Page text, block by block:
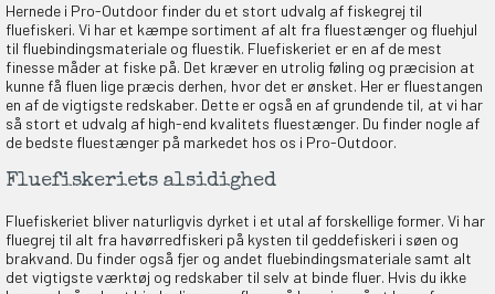
Hernede i Pro-Outdoor finder du et stort udvalg af fiskegrej til
fluefiskeri. Vi har et kæmpe sortiment af alt fra fluestænger og fluehjul
til fluebindingsmateriale og fluestik. Fluefiskeriet er en af de mest
finesse måder at fiske på. Det kræver en utrolig føling og præcision at
kunne få fluen lige præcis derhen, hvor det er ønsket. Her er fluestangen
en af de vigtigste redskaber. Dette er også en af grundende til, at vi har
så stort et udvalg af high-end kvalitets fluestænger. Du finder nogle af
de bedste fluestænger på markedet hos os i Pro-Outdoor.
Fluefiskeriets alsidighed
Fluefiskeriet bliver naturligvis dyrket i et utal af forskellige former. Vi har
fluegrej til alt fra havørredfiskeri på kysten til geddefiskeri i søen og
brakvand. Du finder også fjer og andet fluebindingsmateriale samt alt
det vigtigste værktøj og redskaber til selv at binde fluer. Hvis du ikke